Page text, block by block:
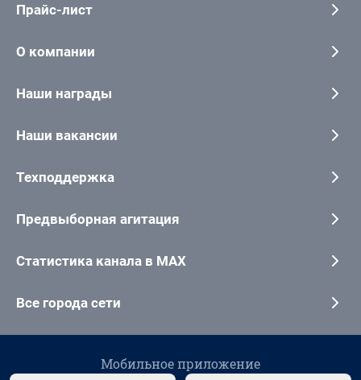
Прайс-лист
О компании
Наши награды
Наши вакансии
Техподдержка
Предвыборная агитация
Статистика канала в MAX
Все города сети
Мобильное приложение